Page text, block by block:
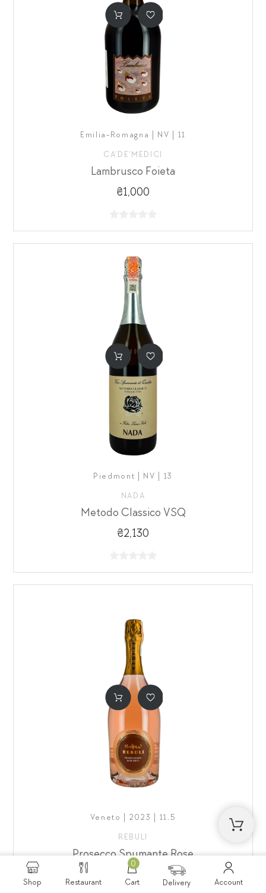
Shop Restaurant Cart
0
Delivery Account
Emilia-Romagna | NV | 11
CA'DE'MEDICI
Lambrusco Foieta
₴1,000
Piedmont | NV | 13
NADA
Metodo Classico VSQ
₴2,130
Veneto | 2023 | 11,5
REBULI
Prosecco Spumante Rose
₴750